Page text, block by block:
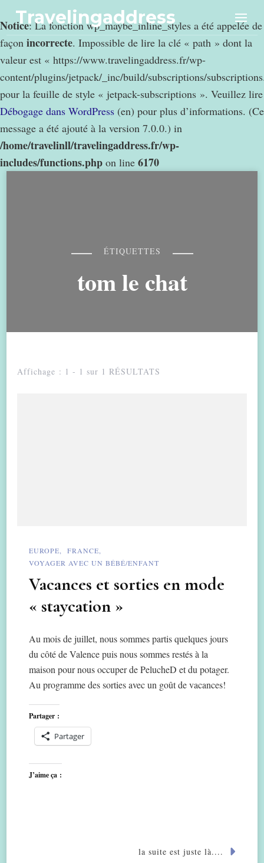
Notice: La fonction wp_maybe_inline_styles a été appelée de
façon incorrecte. Impossible de lire la clé « path » dont la
valeur est « https://www.travelingaddress.fr/wp-
content/plugins/jetpack/_inc/build/subscriptions/
pour la feuille de style « jetpack-subscriptions ». Veuillez lire
Débogage dans WordPress (en) pour plus d’informations. (Ce
message a été ajouté à la version 7.0.0.) in
/home/travelinll/travelingaddress.fr/wp-
includes/functions.php on line 6170
Travelingaddress
ÉTIQUETTES
tom le chat
Affichage : 1 - 1 sur 1 RÉSULTATS
EUROPE
FRANCE
VOYAGER AVEC UN BÉBÉ/ENFANT
Vacances et sorties en mode
« staycation »
Au mois de juillet, nous sommes partis quelques jours
du côté de Valence puis nous sommes restés à la
maison pour nous occuper de PelucheD et du potager.
Au programme des sorties avec un goût de vacances!
Partager :
Partager
J’aime ça :
la suite est juste là....